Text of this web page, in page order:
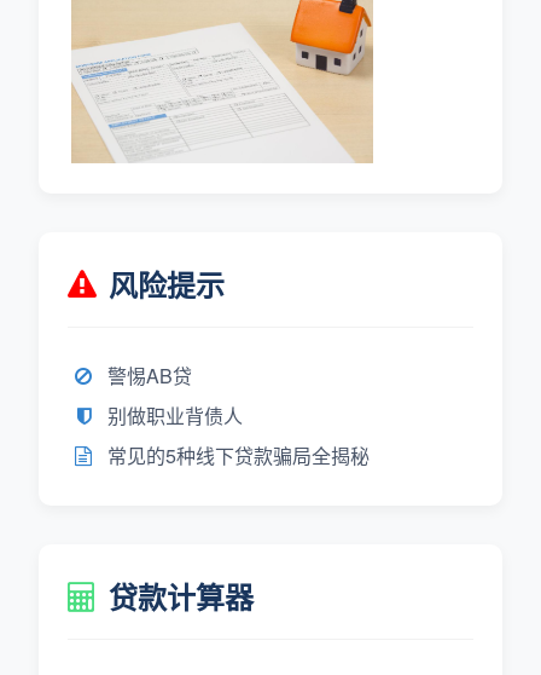
风险提示
警惕AB贷
别做职业背债人
常见的5种线下贷款骗局全揭秘
贷款计算器